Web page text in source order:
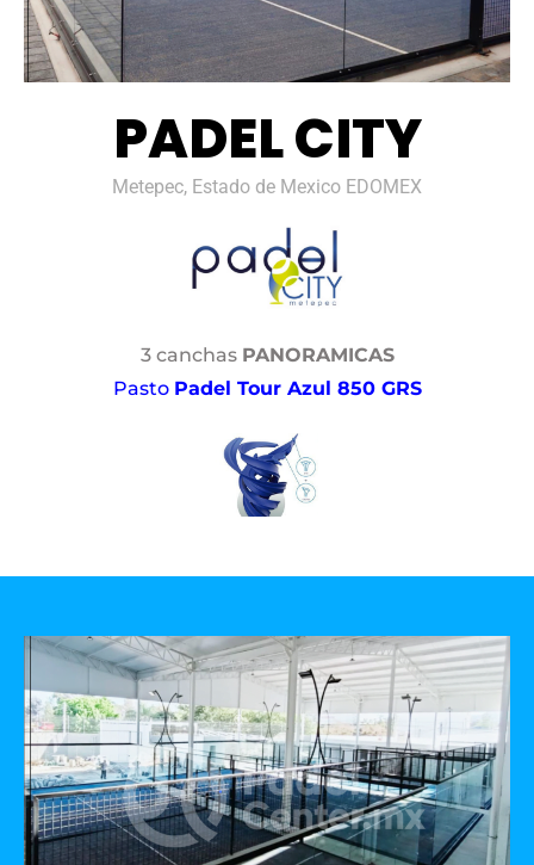
PADEL CITY
Metepec, Estado de Mexico EDOMEX
3 canchas PANORAMICAS
Pasto Padel Tour Azul 850 GRS